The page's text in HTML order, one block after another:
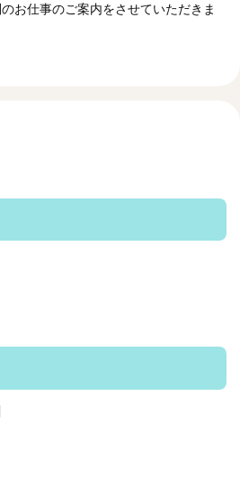
お仕事のご案内をさせていただきま